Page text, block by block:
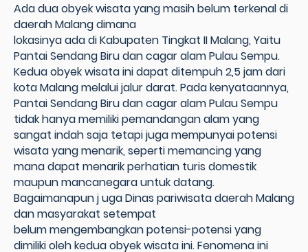
Ada dua obyek wisata yang masih belum terkenal di
daerah Malang dimana
lokasinya ada di Kabupaten Tingkat II Malang, Yaitu
Pantai Sendang Biru dan cagar alam Pulau Sempu.
Kedua obyek wisata ini dapat ditempuh 2,5 jam dari
kota Malang melalui jalur darat. Pada kenyataannya,
Pantai Sendang Biru dan cagar alam Pulau Sempu
tidak hanya memiliki pemandangan alam yang
sangat indah saja tetapi juga mempunyai potensi
wisata yang menarik, seperti memancing yang
mana dapat menarik perhatian turis domestik
maupun mancanegara untuk datang.
Bagaimanapun j uga Dinas pariwisata daerah Malang
dan masyarakat setempat
belum mengembangkan potensi-potensi yang
dimiliki oleh kedua obyek wisata ini. Fenomena ini